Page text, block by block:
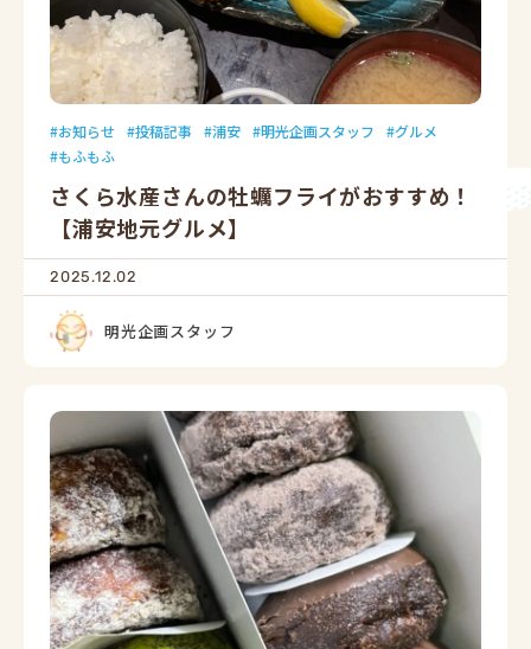
お知らせ 投稿記事 浦安 明光企画スタッフ
グルメ
もふもふ
さくら水産さんの牡蠣フライがおすすめ！
【浦安地元グルメ】
2025.12.02
明光企画スタッフ